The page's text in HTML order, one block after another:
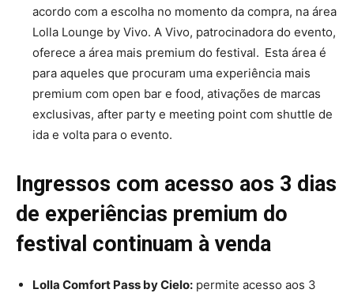
acordo com a escolha no momento da compra, na área
Lolla Lounge by Vivo. A Vivo, patrocinadora do evento,
oferece a área mais premium do festival. Esta área é
para aqueles que procuram uma experiência mais
premium com open bar e food, ativações de marcas
exclusivas, after party e meeting point com shuttle de
ida e volta para o evento.
Ingressos com acesso aos 3 dias
de experiências premium do
festival continuam à venda
Lolla Comfort Pass by Cielo: permite acesso aos 3